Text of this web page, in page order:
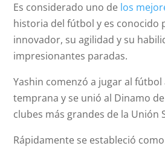
Es considerado uno de los
historia del fútbol y es conocido
innovador, su agilidad y su
impresionantes paradas.
Yashin comenzó a jugar al fútbol
temprana y se unió al Dinamo
clubes más grandes de la Unión
Rápidamente se estableció